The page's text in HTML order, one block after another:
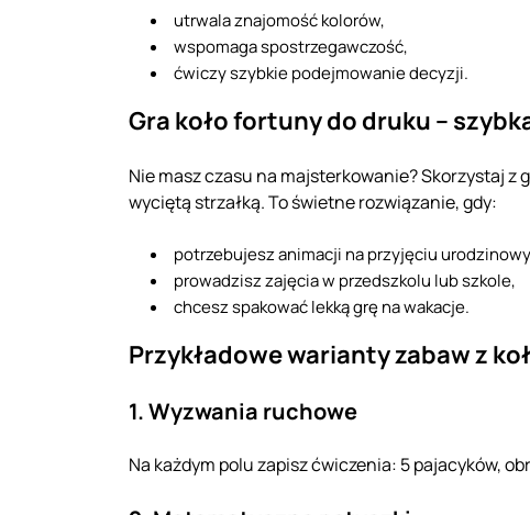
utrwala znajomość kolorów,
wspomaga spostrzegawczość,
ćwiczy szybkie podejmowanie decyzji.
Gra koło fortuny do druku –
Nie masz czasu na majsterkowanie? Skorzystaj z
wyciętą strzałką. To świetne rozwiązanie, gdy:
potrzebujesz animacji na przyjęciu
prowadzisz zajęcia w przedszkolu lub szkole,
chcesz spakować lekką grę na wakacje.
Przykładowe warianty zabaw z
1. Wyzwania ruchowe
Na każdym polu zapisz ćwiczenia: 5 pajacyków,